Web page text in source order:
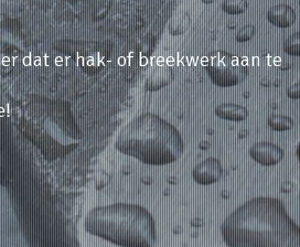
dat er hak- of breekwerk aan te